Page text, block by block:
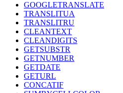
GOOGLETRANSLATE
TRANSLITUA
TRANSLITRU
CLEANTEXT
CLEANDIGITS
GETSUBSTR
GETNUMBER
GETDATE
GETURL
CONCATIF